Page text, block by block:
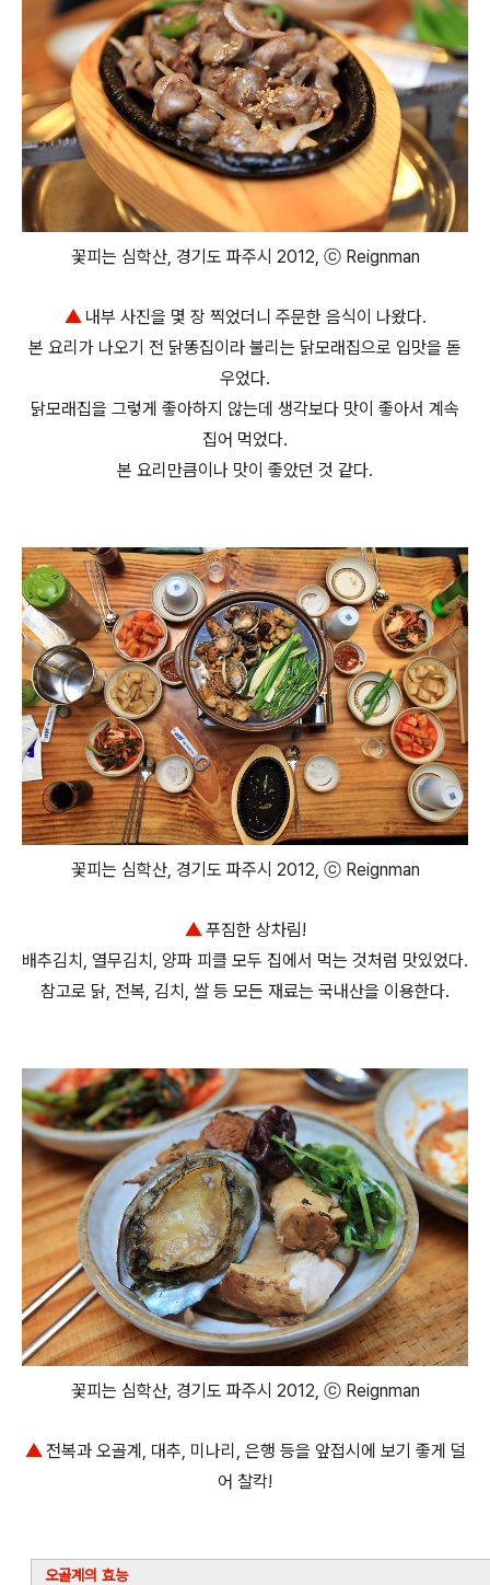
꽃피는 심학산, 경기도 파주시 2012, ⓒ Reignman
▲내부 사진을 몇 장 찍었더니 주문한 음식이 나왔다.
본 요리가 나오기 전 닭똥집이라 불리는 닭모래집으로 입맛을 돋
우었다.
닭모래집을 그렇게 좋아하지 않는데 생각보다 맛이 좋아서 계속
집어 먹었다.
본 요리만큼이나 맛이 좋았던 것 같다.
꽃피는 심학산, 경기도 파주시 2012, ⓒ Reignman
▲푸짐한 상차림!
배추김치, 열무김치, 양파 피클 모두 집에서 먹는 것처럼 맛있었다.
참고로 닭, 전복, 김치, 쌀 등 모든 재료는 국내산을 이용한다.
꽃피는 심학산, 경기도 파주시 2012, ⓒ Reignman
▲전복과 오골계, 대추, 미나리, 은행 등을 앞접시에 보기 좋게 덜
어 찰칵!
오골계의 효능